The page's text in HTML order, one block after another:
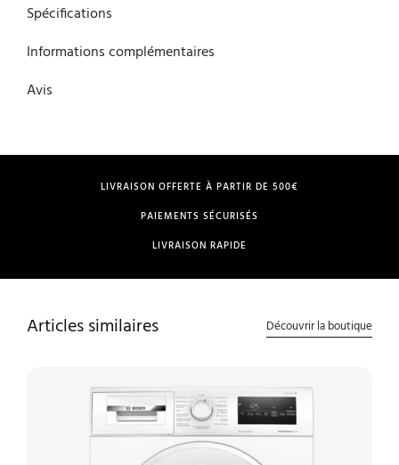
Spécifications
Informations complémentaires
Avis
LIVRAISON OFFERTE À PARTIR DE 500€
PAIEMENTS SÉCURISÉS
LIVRAISON RAPIDE
Articles similaires Découvrir la boutique